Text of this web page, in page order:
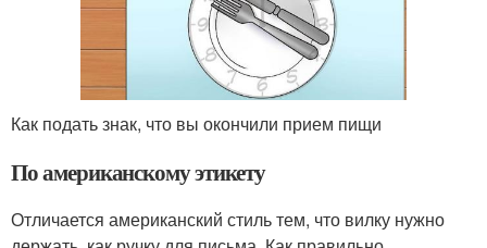
Как подать знак, что вы окончили прием пищи
По американскому этикету
Отличается американский стиль тем, что вилку нужно